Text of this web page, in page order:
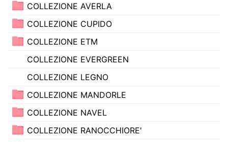
COLLEZIONE AVERLA
COLLEZIONE CUPIDO
COLLEZIONE ETM
COLLEZIONE EVERGREEN
COLLEZIONE LEGNO
COLLEZIONE MANDORLE
COLLEZIONE NAVEL
COLLEZIONE RANOCCHIORE'